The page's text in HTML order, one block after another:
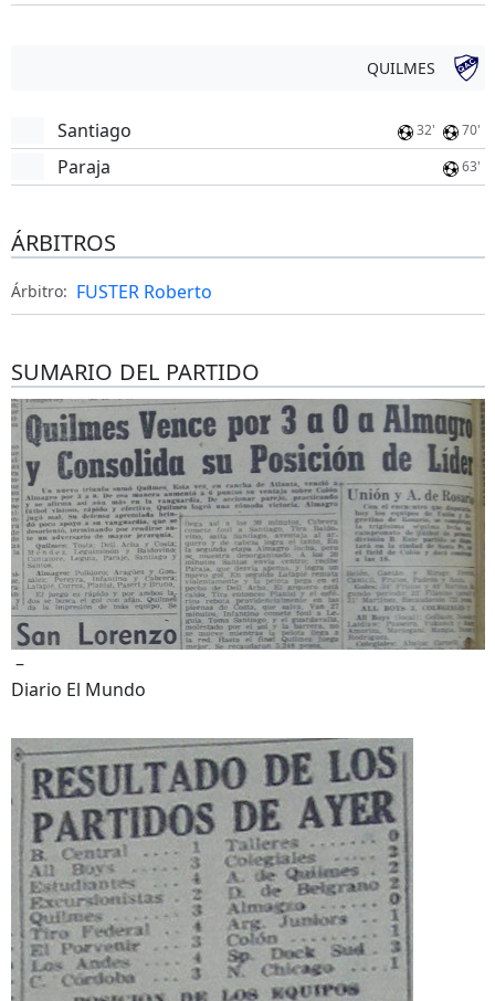
QUILMES
Santiago 32' 70'
Paraja 63'
ÁRBITROS
Árbitro: FUSTER Roberto
SUMARIO DEL PARTIDO
–
Diario El Mundo